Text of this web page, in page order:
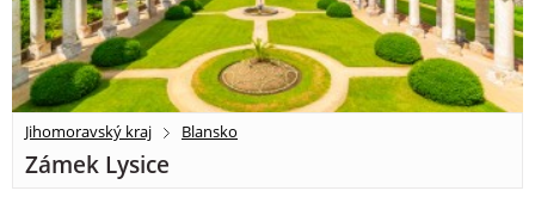
Jihomoravský kraj Blansko
Zámek Lysice